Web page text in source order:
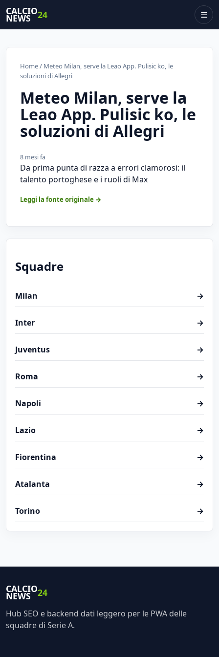
CALCIO
NEWS 24 ☰
Home/ Meteo Milan, serve la Leao App. Pulisic ko, le
soluzioni di Allegri
Meteo Milan, serve la
Leao App. Pulisic ko, le
soluzioni di Allegri
8 mesi fa
Da prima punta di razza a errori clamorosi: il
talento portoghese e i ruoli di Max
Leggi la fonte originale →
Squadre
Milan →
Inter →
Juventus →
Roma →
Napoli →
Lazio →
Fiorentina →
Atalanta →
Torino →
CALCIO
NEWS 24
Hub SEO e backend dati leggero per le PWA delle
squadre di Serie A.